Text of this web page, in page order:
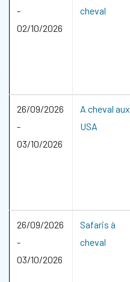
-
02/10/2026
cheval
26/09/2026
-
03/10/2026
A cheval aux
USA
26/09/2026
-
03/10/2026
Safaris à
cheval